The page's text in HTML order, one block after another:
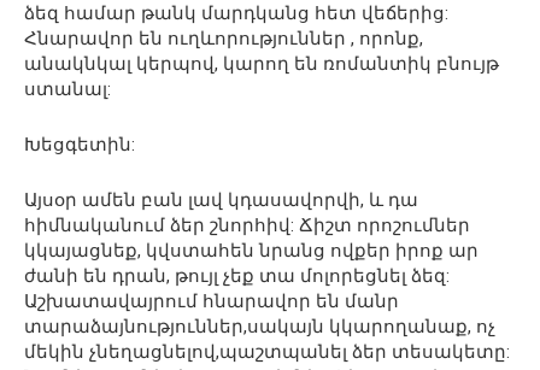
ձեզ համար թանկ մարդկանց հետ վեճերից:
Հնարավոր են ուղևորություններ , որոնք,
անակնկալ կերպով, կարող են ռոմանտիկ բնույթ
ստանալ:
Խեցգետին:
Այսօր ամեն բան լավ կդասավորվի, և դա
հիմնականում ձեր շնորհիվ: Ճիշտ որոշումներ
կկայացնեք, կվստահեն նրանց ովքեր իրոք ար
ժանի են դրան, թույլ չեք տա մոլորեցնել ձեզ:
Աշխատավայրում հնարավոր են մանր
տարաձայնություններ,սակայն կկարողանաք, ոչ
մեկին չնեղացնելով,պաշտպանել ձեր տեսակետը: